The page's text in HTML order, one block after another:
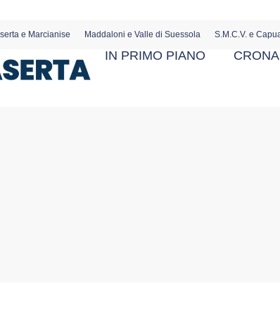
e Marcianise Maddaloni e Valle di Suessola S.M.C.V. e
IN PRIMO PIANO